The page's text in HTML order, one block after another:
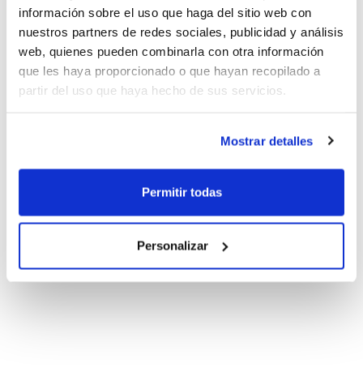
información sobre el uso que haga del sitio web con
nuestros partners de redes sociales, publicidad y análisis
web, quienes pueden combinarla con otra información
que les haya proporcionado o que hayan recopilado a
partir del uso que haya hecho de sus servicios.
Mostrar detalles
Permitir todas
Personalizar